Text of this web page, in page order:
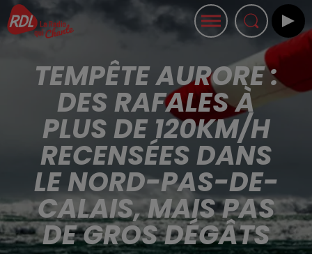
TEMPÊTE AURORE :
DES RAFALES À
PLUS DE 120KM/H
RECENSÉES DANS
LE NORD-PAS-DE-
CALAIS, MAIS PAS
DE GROS DÉGÂTS